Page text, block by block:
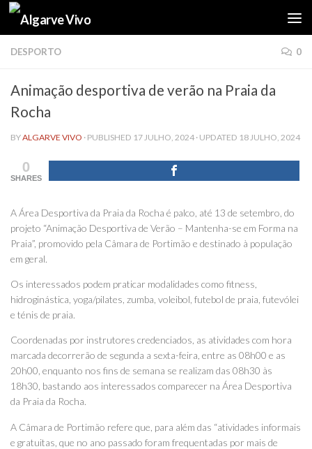
Skip to content
DESPORTO 0
Animação desportiva de verão na Praia da
Rocha
BYALGARVE VIVO · PUBLISHED 17 JULHO, 2024 · UPDATED 18 JULHO, 2024
0
SHARES
A Área Desportiva da Praia da Rocha é palco, até 13 de setembro, do
projeto “Animação Desportiva de Verão – Mantenha-se em Forma na
Praia”, promovido pela Câmara de Portimão e destinado à população
em geral.
Os interessados podem praticar modalidades como fitness,
hidroginástica, yoga/pilates, zumba, voleibol, futebol de praia, futevólei
e ténis de praia.
Coordenadas por instrutores credenciados, as atividades com hora
marcada decorrerão de segunda a sexta-feira, entre as 08h00 e as
20h00, enquanto nos fins de semana se realizam das 08h30 às
18h30, bastando aos interessados comparecer na Área Desportiva
da Praia da Rocha.
A Câmara de Portimão refere que, para além das “atividades informais
e gratuitas, que no ano passado foram frequentadas por mais de